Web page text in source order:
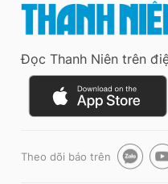
Đọc Thanh Niên trên
Theo dõi báo trên